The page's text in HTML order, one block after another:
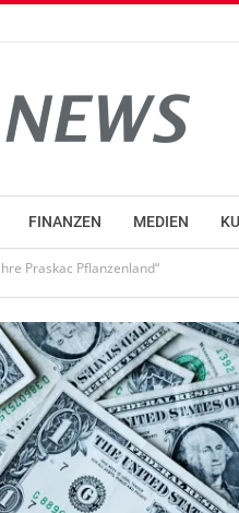
FINANZEN MEDIEN
Praskac Pflanzenland“